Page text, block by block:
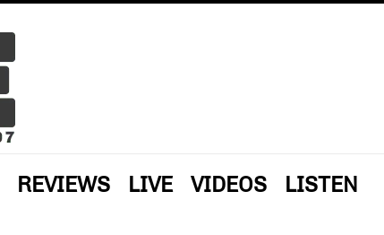
REVIEWS LIVE VIDEOS LISTEN